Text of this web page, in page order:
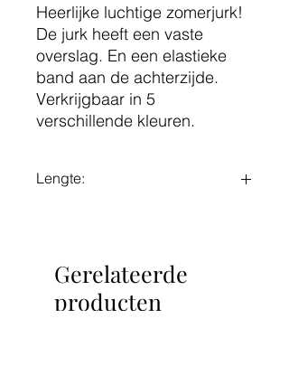
Heerlijke luchtige zomerjurk!
De jurk heeft een vaste
overslag. En een elastieke
band aan de achterzijde.
Verkrijgbaar in 5
verschillende kleuren.
Lengte:
Gerelateerde
producten